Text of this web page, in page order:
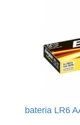
bateria LR6